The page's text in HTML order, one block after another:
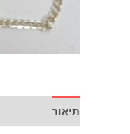
תיאור